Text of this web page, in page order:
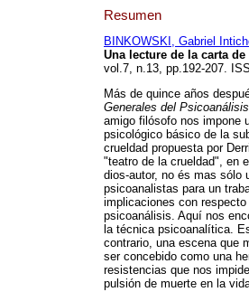
Resumen
BINKOWSKI, Gabriel
Una lecture de la carta
vol.7, n.13, pp.192-207.
Más de quince años
Generales del Psicoanálisis
amigo filósofo nos impone
psicológico básico de la
crueldad propuesta por
"teatro de la crueldad", en
dios-autor, no és mas sólo
psicoanalistas para un
implicaciones con
psicoanálisis. Aquí nos
la técnica psicoanalítica.
contrario, una escena que
ser concebido como una
resistencias que nos
pulsión de muerte en la